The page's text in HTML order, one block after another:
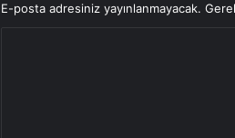
E-posta adresiniz yayınlanmayacak.